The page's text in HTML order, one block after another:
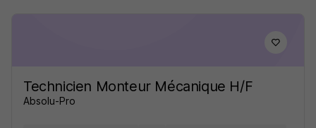
Technicien Monteur Mécanique H/F
Absolu-Pro